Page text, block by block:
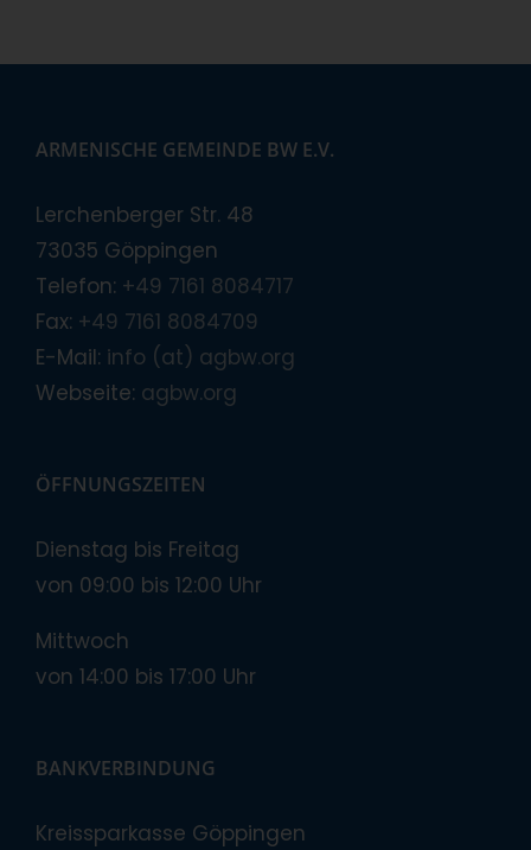
ARMENISCHE GEMEINDE BW E.V.
Lerchenberger Str. 48
73035 Göppingen
Telefon: +49 7161 8084717
Fax: +49 7161 8084709
E-Mail: info (at) agbw.org
Webseite: agbw.org
ÖFFNUNGSZEITEN
Dienstag bis Freitag
von 09:00 bis 12:00 Uhr
Mittwoch
von 14:00 bis 17:00 Uhr
BANKVERBINDUNG
Kreissparkasse Göppingen